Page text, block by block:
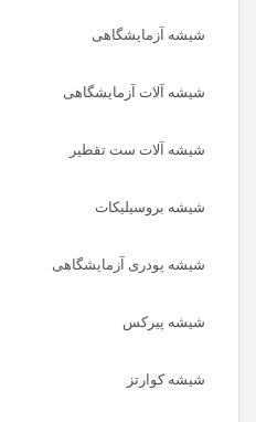
شیشه آزمایشگاهی
شیشه آلات آزمایشگاهی
شیشه آلات ست تقطیر
شیشه بروسیلیکات
شیشه پودری آزمایشگاهی
شیشه پیرکس
شیشه کوارتز